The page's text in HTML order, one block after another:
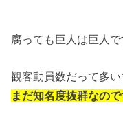
腐っても巨人は巨人で
観客動員数だって多い
まだ知名度抜群なので